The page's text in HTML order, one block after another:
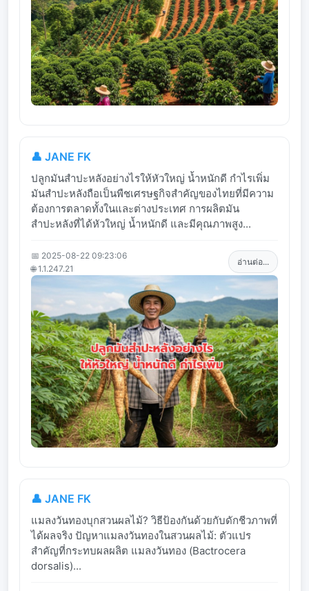
👤 JANE FK
ปลูกมันสำปะหลังอย่างไรให้หัวใหญ่ น้ำหนักดี กำไรเพิ่ม
มันสำปะหลังถือเป็นพืชเศรษฐกิจสำคัญของไทยที่มีความ
ต้องการตลาดทั้งในและต่างประเทศ การผลิตมัน
สำปะหลังที่ได้หัวใหญ่ น้ำหนักดี และมีคุณภาพสูง...
📅 2025-08-22 09:23:06
🌐 1.1.247.21
อ่านต่อ...
👤 JANE FK
แมลงวันทองบุกสวนผลไม้? วิธีป้องกันด้วยกับดักชีวภาพที่
ได้ผลจริง ปัญหาแมลงวันทองในสวนผลไม้: ตัวแปร
สำคัญที่กระทบผลผลิต แมลงวันทอง (Bactrocera
dorsalis)...